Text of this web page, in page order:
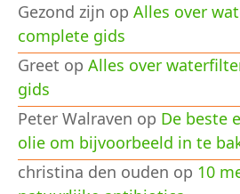
Gezond zijn op Alles over
complete gids
Greet op Alles over
gids
Peter Walraven op De beste
olie om bijvoorbeeld in te
christina den ouden op 10